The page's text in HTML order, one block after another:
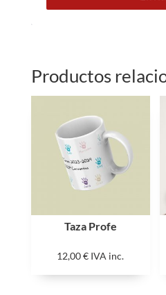
Productos
Taza Profe
12,00€ IVA inc.